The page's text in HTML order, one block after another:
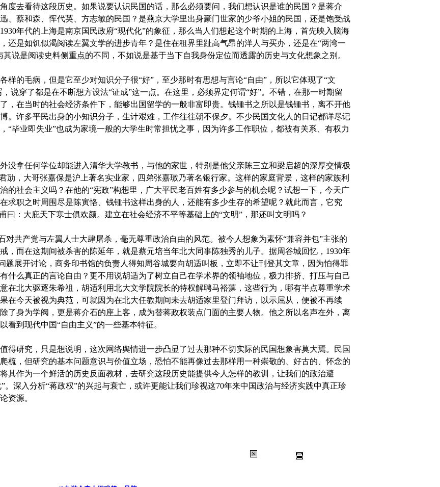
度去看待这段历史。如果说要认识民国的话，那么必须要问，我们想认识是谁的民国？是蒋介
、蔡和森、恽代英、方志敏的民国？是燕京大学里出身豪门世家的少爷小姐的民国，还是饱受战
年代的上海是南京国民政府“现代化”的象征，那么当人们想起这个时期的上海，首先映入脑海
还是如饥似渴阅读左翼文学的进步青年？是住在租界里趾高气昂的洋人与买办，还是在“两湾一
说是阅读史料侧重点的不同，不如说是基于当下自我身份定位而透露的历史与文化想象之别。
的毛病，但是它至少对知识分子很“好”，至少那时有思想与言论“自由”，所以它体现了“文
说穿了都是在不断想方设法“证成”这一点。在这里，必须界定何谓“好”。不错，在那一时期留
，在当时的社会经济条件下，能够出国留学的一般非富即贵。钱锺书之所以是钱锺书，离不开他
。许多平民出身的小知识分子，生计艰难，工作往往朝不保夕。不少民国文化人的日记都详尽记
“毕业即失业”也成为家境一般的大学生时常担忧之事，因为许多工作职位，都被有关系、有权力
拿任何学位却能进入清华大学教书，与他的家世，特别是他父亲陈三立和梁启超的深厚交情极
劢，大哥张嘉保是沪上著名实业家，四弟张嘉璈乃著名银行家。这样的家庭背景，这样的家族利
的社会主义吗？在他的“宪政”构想里，广大平民老百姓有多少参与的机会呢？试想一下，今天广
求职之时周围尽是陈寅恪、钱锺书这样出身的人，还能有多少生存的希望呢？就此而言，它究
曰：大庇天下寒士俱欢颜。建立在社会经济不平等基础上的“文明”，那还叫文明吗？
共产党与左翼人士大肆屠杀，毫无尊重政治自由的风范。被今人想象为素怀“兼容并包”主张的
，而在这期间被杀害的陈延年，就是蔡元培当年北大同事陈独秀的儿子。据周谷城回忆，1930年
题展开讨论，商务印书馆的负责人得知周谷城要向胡适叫板，立即不让刊登其文章，因为怕得罪
什么真正的言论自由？更不用说胡适为了树立自己在学术界的领袖地位，极力排挤、打压与自己
在北大驱逐朱希祖，胡适利用北大文学院院长的特权解聘马裕藻，这些行为，哪有半点尊重学术
在今天被视为典范，可就因为在北大任教期间未去胡适家里登门拜访，以示屈从，便被不再续
了身为学阀，更是蒋介石的座上客，成为替蒋政权装点门面的主要人物。他之所以名声在外，离
到现代中国“自由主义”的一些基本特征。
研究，只是想说明，这次网络舆情进一步凸显了过去那种不切实际的民国想象害莫大焉。民国
梳，但研究的基本问题意识与价值立场，恐怕不能再像过去那样用一种崇敬的、好古的、怀念的
其作为一个鲜活的历史反面教材，去研究这段历史能提供今人怎样的教训，让我们的政治避
。深入分析“蒋政权”的兴起与衰亡，或许更能让我们珍视这70年来中国政治与经济实践中真正珍
资源。